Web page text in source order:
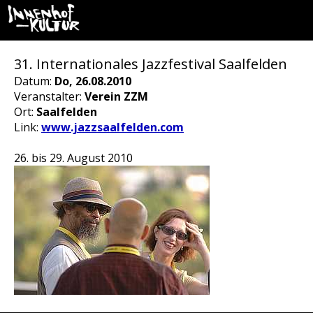
31. Internationales Jazzfestival Saalfelden
Datum: Do, 26.08.2010
Veranstalter: Verein ZZM
Ort: Saalfelden
Link: www.jazzsaalfelden.com
26. bis 29. August 2010